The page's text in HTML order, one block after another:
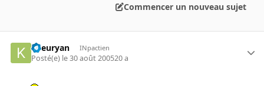
Commencer un nouveau sujet
kileuryan INpactien
Posté(e) le 30 août 200520 a